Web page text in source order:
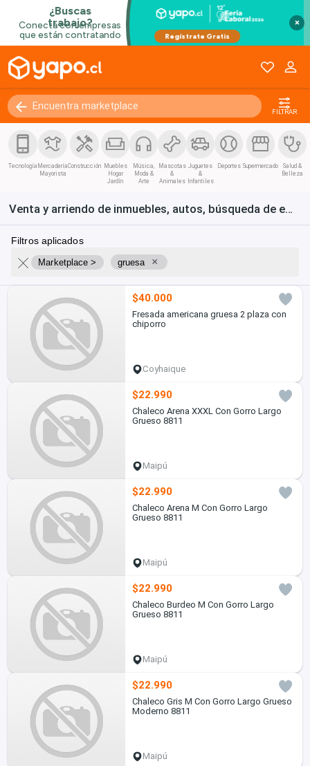
×
FILTRAR
Tecnología Mercadería
Mayorista
Construcción Muebles
Hogar
Jardín
Música,
Moda &
Arte
Mascotas
&
Animales
Juguetes
&
Infantiles
Deportes Supermercado
Salud &
Belleza
Venta y arriendo de inmuebles, autos, búsqueda de empleo y bienes de consumo en Chile
Filtros aplicados
Marketplace > gruesa ×
$40.000
Fresada americana gruesa 2 plaza con
chiporro
Coyhaique
$22.990
Chaleco Arena XXXL Con Gorro Largo
Grueso 8811
Maipú
$22.990
Chaleco Arena M Con Gorro Largo
Grueso 8811
Maipú
$22.990
Chaleco Burdeo M Con Gorro Largo
Grueso 8811
Maipú
$22.990
Chaleco Gris M Con Gorro Largo Grueso
Moderno 8811
Maipú